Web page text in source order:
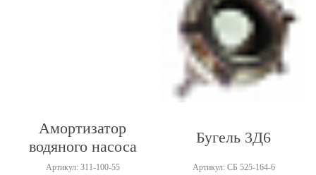
Амортизатор
водяного насоса
Артикул: 311-100-55
Бугель 3Д6
Артикул: СБ 525-164-6